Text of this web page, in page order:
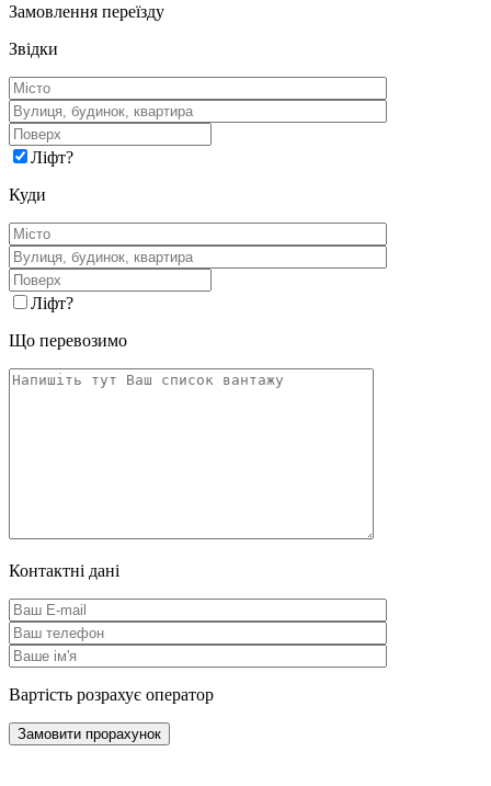
Замовлення переїзду
Звідки
Ліфт?
Куди
Ліфт?
Що перевозимо
Контактні дані
Вартість розрахує оператор
Замовити прорахунок